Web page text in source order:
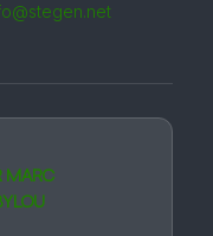
MARC